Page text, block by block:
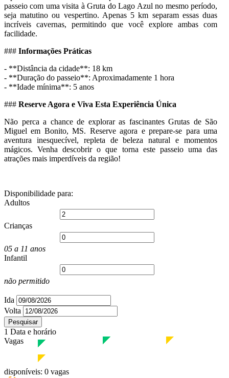
passeio com uma visita à Gruta do Lago Azul no mesmo período,
seja matutino ou vespertino. Apenas 5 km separam essas duas
incríveis cavernas, permitindo que você explore ambas com
facilidade.
### Informações Práticas
- **Distância da cidade**: 18 km
- **Duração do passeio**: Aproximadamente 1 hora
- **Idade mínima**: 5 anos
### Reserve Agora e Viva Esta Experiência Única
Não perca a chance de explorar as fascinantes Grutas de São
Miguel em Bonito, MS. Reserve agora e prepare-se para uma
aventura inesquecível, repleta de beleza natural e momentos
mágicos. Venha descobrir o que torna este passeio uma das
atrações mais imperdíveis da região!
Disponibilidade para:
Adultos
Crianças
05 a 11 anos
Infantil
não permitido
Ida
Volta
Pesquisar
1 Data e horário
Vagas
disponíveis: 0 vagas